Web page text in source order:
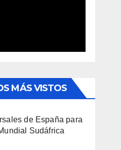
MÁS VISTOS
de España para
Sudáfrica